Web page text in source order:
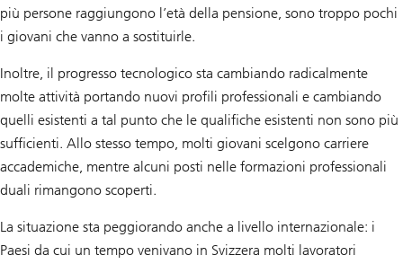
più persone raggiungono l’età della pensione, sono troppo pochi
i giovani che vanno a sostituirle.
Inoltre, il progresso tecnologico sta cambiando radicalmente
molte attività portando nuovi profili professionali e cambiando
quelli esistenti a tal punto che le qualifiche esistenti non sono più
sufficienti. Allo stesso tempo, molti giovani scelgono carriere
accademiche, mentre alcuni posti nelle formazioni professionali
duali rimangono scoperti.
La situazione sta peggiorando anche a livello internazionale: i
Paesi da cui un tempo venivano in Svizzera molti lavoratori